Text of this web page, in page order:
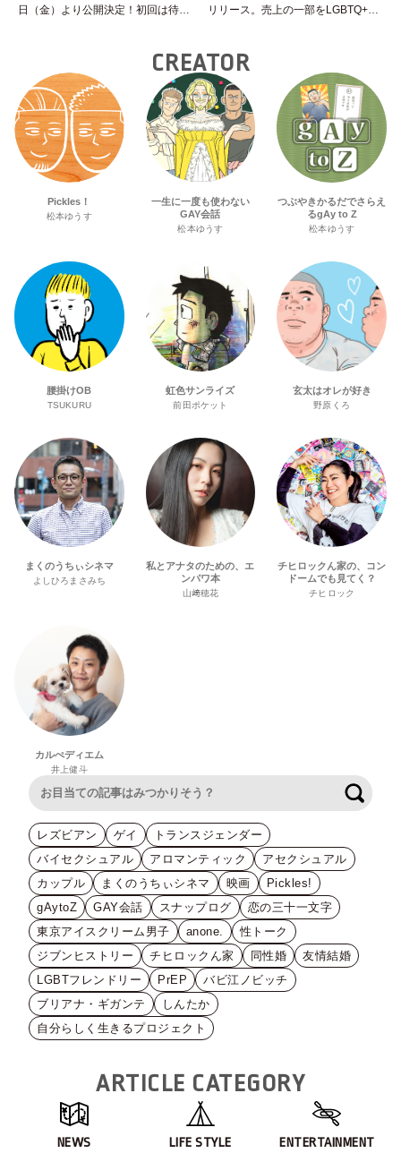
日（金）より公開決定！初回は待望
リリース。売上の一部をLGBTQ+＆
CREATOR
Pickles！
松本ゆうす
一生に一度も使わない
GAY会話
松本ゆうす
つぶやきかるだでさらえ
るgAy to Z
松本ゆうす
腰掛けOB
TSUKURU
虹色サンライズ
前田ポケット
玄太はオレが好き
野原くろ
まくのうちぃシネマ
よしひろまさみち
私とアナタのための、エ
ンパワ本
山﨑穂花
チヒロックん家の、コン
ドームでも見てく？
チヒロック
カルぺディエム
井上健斗
レズビアン ゲイ
トランスジェンダー
バイセクシュアル
アロマンティック
アセクシュアル
カップル
まくのうちぃシネマ 映画
Pickles!
gAytoZ
GAY会話 スナップログ
恋の三十一文字
東京アイスクリーム男子
anone.
性トーク
ジブンヒストリー
チヒロックん家 同性婚
友情結婚
LGBTフレンドリー
PrEP
バビ江ノビッチ
ブリアナ・ギガンテ
しんたか
自分らしく生きるプロジェクト
ARTICLE CATEGORY
NEWS LIFE STYLE ENTERTAINMENT